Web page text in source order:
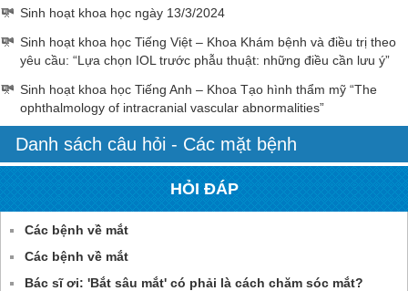
Sinh hoạt khoa học ngày 13/3/2024
Sinh hoạt khoa học Tiếng Việt – Khoa Khám bệnh và điều trị theo
yêu cầu: “Lựa chọn IOL trước phẫu thuật: những điều cần lưu ý”
Sinh hoạt khoa học Tiếng Anh – Khoa Tạo hình thẩm mỹ “The
ophthalmology of intracranial vascular abnormalities”
Danh sách câu hỏi - Các mặt bệnh
HỎI ĐÁP
Các bệnh về mắt
Các bệnh về mắt
Bác sĩ ơi: 'Bắt sâu mắt' có phải là cách chăm sóc mắt?